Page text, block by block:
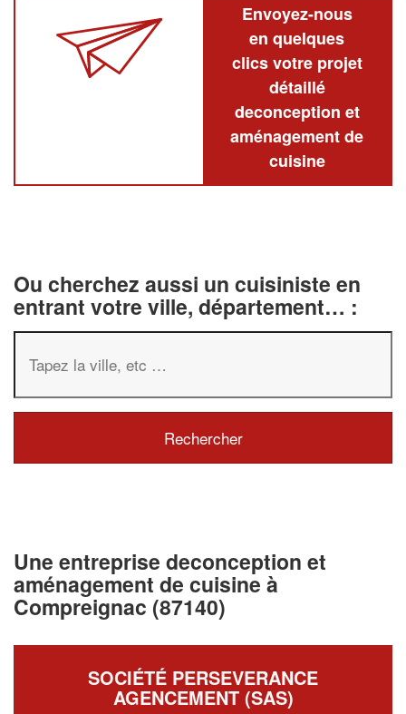
Envoyez-nous
en quelques
clics votre projet
détaillé
deconception et
aménagement de
cuisine
Ou cherchez aussi un cuisiniste en
entrant votre ville, département… :
Une entreprise deconception et
aménagement de cuisine à
Compreignac (87140)
SOCIÉTÉ PERSEVERANCE
AGENCEMENT (SAS)